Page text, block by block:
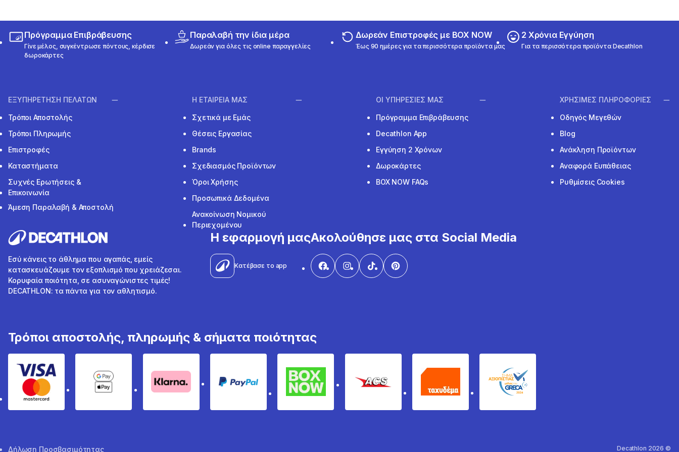
Πρόγραμμα Επιβράβευσης
Γίνε μέλος, συγκέντρωσε πόντους, κέρδισε
δωροκάρτες
Παραλαβή την ίδια μέρα
Δωρεάν για όλες τις online παραγγελίες
Δωρεάν Επιστροφές με BOX NOW
Έως 90 ημέρες για τα περισσότερα προϊόντα μας
2 Χρόνια Εγγύηση
Για τα περισσότερα προϊόντα Decathlon
ΕΞΥΠΗΡΕΤΗΣΗ ΠΕΛΑΤΩΝ
Τρόποι Αποστολής
Τρόποι Πληρωμής
Επιστροφές
Καταστήματα
Συχνές Ερωτήσεις &
Επικοινωνία
Άμεση Παραλαβή & Αποστολή
Η ΕΤΑΙΡΕΙΑ ΜΑΣ
Σχετικά με Εμάς
Θέσεις Εργασίας
Brands
Σχεδιασμός Προϊόντων
Όροι Χρήσης
Προσωπικά Δεδομένα
Ανακοίνωση Νομικού
Περιεχομένου
ΟΙ ΥΠΗΡΕΣΙΕΣ ΜΑΣ
Πρόγραμμα Επιβράβευσης
Decathlon App
Εγγύηση 2 Χρόνων
Δωροκάρτες
BOX NOW FAQs
ΧΡΗΣΙΜΕΣ ΠΛΗΡΟΦΟΡΙΕΣ
Οδηγός Μεγεθών
Blog
Ανάκληση Προϊόντων
Αναφορά Ευπάθειας
Ρυθμίσεις Cookies
Εσύ κάνεις το άθλημα που αγαπάς, εμείς
κατασκευάζουμε τον εξοπλισμό που χρειάζεσαι.
Κορυφαία ποιότητα, σε ασυναγώνιστες τιμές!
DECATHLON: τα πάντα για τον αθλητισμό.
Η εφαρμογή μας
Κατέβασε το app
Ακολούθησε μας στα Social Media
Τρόποι αποστολής, πληρωμής & σήματα ποιότητας
Visa & MastercardGoogle Pay & Apple Pay
Klarna PayPal Box Now ACS Ταχυδέμα GRECA Trustmark
Δήλωση Προσβασιμότητας Decathlon 2026 ©